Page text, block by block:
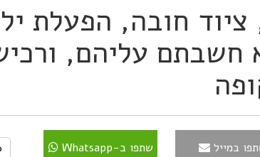
חובה, הפעלת
עליהם,
במייל שתפו ב-Whatsapp